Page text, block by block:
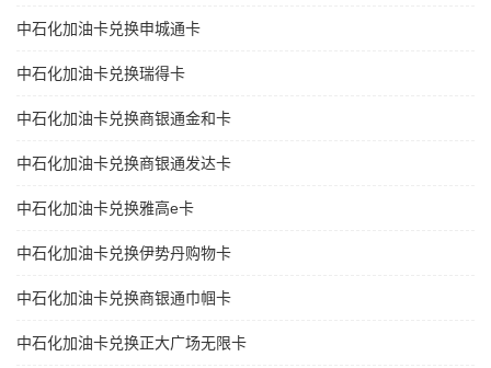
中石化加油卡兑换申城通卡
中石化加油卡兑换瑞得卡
中石化加油卡兑换商银通金和卡
中石化加油卡兑换商银通发达卡
中石化加油卡兑换雅高e卡
中石化加油卡兑换伊势丹购物卡
中石化加油卡兑换商银通巾帼卡
中石化加油卡兑换正大广场无限卡